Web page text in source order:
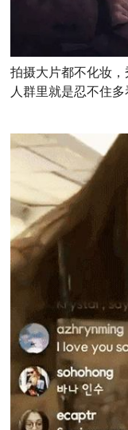
拍摄大片都不化妆
人群里就是忍不住